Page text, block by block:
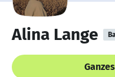
Alina Lange